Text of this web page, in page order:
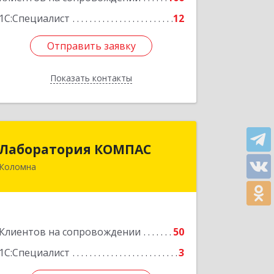
1С:Специалист
12
Отправить заявку
Показать контакты
Отправить заявку
Назад
КОМПАС
Коломна
Клиентов на сопровождении
50
1С:Специалист
3
140415, Московская обл, Коломна г,